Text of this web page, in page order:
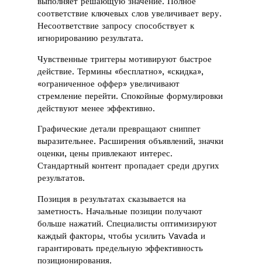
соответствие ключевых слов увеличивает веру.
Несоответствие запросу способствует к
игнорированию результата.
Чувственные триггеры мотивируют быстрое
действие. Термины «бесплатно», «скидка»,
«ограниченное оффер» увеличивают
стремление перейти. Спокойные формулировки
действуют менее эффективно.
Графические детали превращают сниппет
выразительнее. Расширения объявлений, значки
оценки, цены привлекают интерес.
Стандартный контент пропадает среди других
результатов.
Позиция в результатах сказывается на
заметность. Начальные позиции получают
больше нажатий. Специалисты оптимизируют
каждый факторы, чтобы усилить Vavada и
гарантировать предельную эффективность
позиционирования.